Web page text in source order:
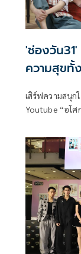
'ช่องวัน
ความสุขทั้
เสิร์ฟความสนุ
Youtube “อโ
และ “จริงหรือมั่ว”
ให้ผู้ชมแบบจุก
ชมที่หลากหลาย